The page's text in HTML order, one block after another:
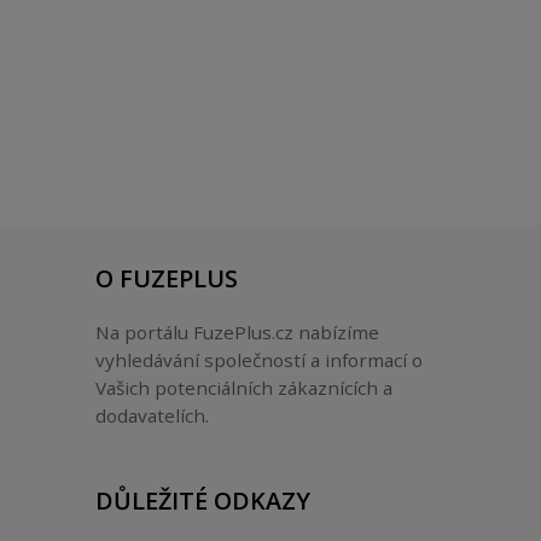
O FUZEPLUS
Na portálu FuzePlus.cz nabízíme
vyhledávání společností a informací o
Vašich potenciálních zákaznících a
dodavatelích.
DŮLEŽITÉ ODKAZY